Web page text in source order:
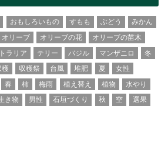
おもしろいもの すもも ぶどう
みかん
オリーブ オリーブの花
オリーブの苗木
ラリア テリー バジル マンザニロ
冬
穫 収穫祭 台風 堆肥 夏
女性
春 柿 梅雨 植え替え 植物
水やり
き物 男性 石垣づくり 秋 空
選果